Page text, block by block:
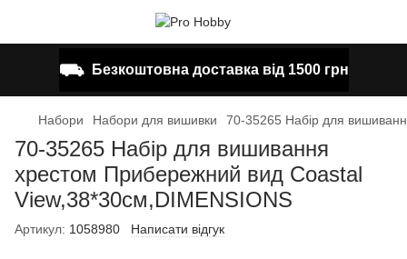
⛟ Безкоштовна доставка від 1500 грн
Набори Набори для вишивки 70-35265 Набір для
70-35265 Набір для вишивання
хрестом Прибережний вид Coastal
View,38*30см,DIMENSIONS
Артикул: 1058980 Написати відгук